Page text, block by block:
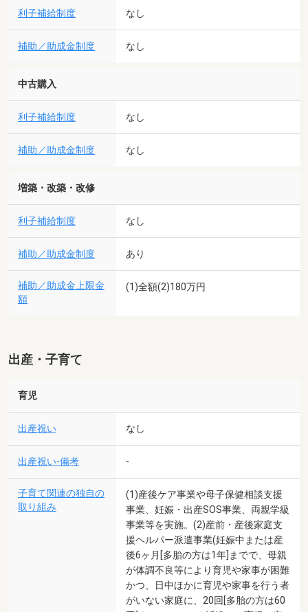
利子補給制度 なし
補助／助成金制度 なし
中古購入
利子補給制度 なし
補助／助成金制度 なし
増築・改築・改修
利子補給制度 なし
補助／助成金制度 あり
補助／助成金上限金
額
(1)全額(2)180万円
出産・子育て
育児
出産祝い なし
出産祝い-備考 -
子育て関連の独自の
取り組み
(1)産後ケア事業や母子保健相談支援
事業、妊娠・出産SOS事業、両親学級
事業等を実施。(2)産前・産後家庭支
援ヘルパー派遣事業(妊娠中または産
後6ヶ月[多胎の方は1年]までで、母親
が体調不良等により育児や家事が困難
かつ、日中ほかに育児や家事を行う者
がいない家庭に、20回[多胎の方は60